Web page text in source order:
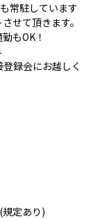
常駐しています
せて頂きます。
もOK！
録会にお越しく
定あり)